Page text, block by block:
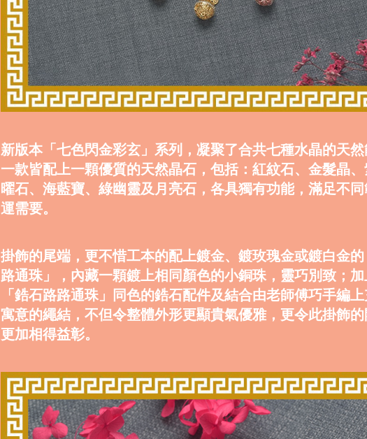
新版本「七色閃金彩玄」系列，凝聚了合共七種水晶的天
一款皆配上一顆優質的天然晶石，包括：紅紋石、金髮晶
曜石、海藍寶、綠幽靈及月亮石，各具獨有功能，滿足不
運需要。
掛飾的尾端，更不惜工本的配上鍍金、鍍玫瑰金或鍍白金
路通珠」，內藏一顆鍍上相同顏色的小銅珠，靈巧別致；
「鋯石路路通珠」同色的鋯石配件及結合由老師傅巧手編
寓意的繩結，不但令整體外形更顯貴氣優雅，更令此掛飾
更加相得益彰。